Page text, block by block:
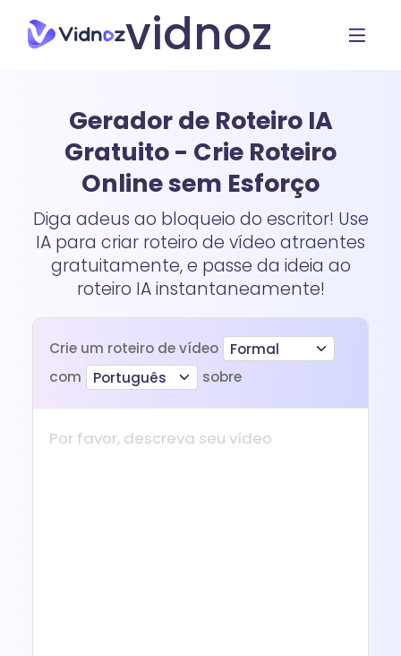
vidnoz
Gerador de Roteiro IA
Gratuito - Crie Roteiro
Online sem Esforço
Diga adeus ao bloqueio do escritor! Use
IA para criar roteiro de vídeo atraentes
gratuitamente, e passe da ideia ao
roteiro IA instantaneamente!
Crie um roteiro de vídeo
Formal
com
Português sobre